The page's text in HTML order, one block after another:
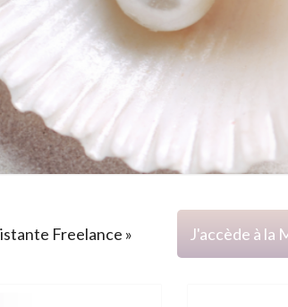
Freelance » J'accède à la